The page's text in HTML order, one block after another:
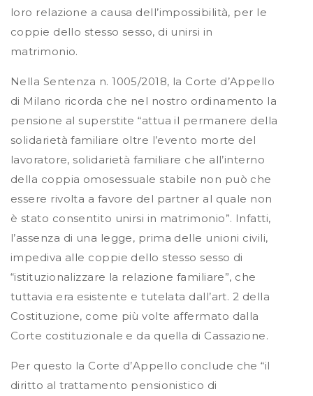
loro relazione a causa dell’impossibilità, per le
coppie dello stesso sesso, di unirsi in
matrimonio.
Nella Sentenza n. 1005/2018, la Corte d’Appello
di Milano ricorda che nel nostro ordinamento la
pensione al superstite “attua il permanere della
solidarietà familiare oltre l’evento morte del
lavoratore, solidarietà familiare che all’interno
della coppia omosessuale stabile non può che
essere rivolta a favore del partner al quale non
è stato consentito unirsi in matrimonio”. Infatti,
l’assenza di una legge, prima delle unioni civili,
impediva alle coppie dello stesso sesso di
“istituzionalizzare la relazione familiare”, che
tuttavia era esistente e tutelata dall’art. 2 della
Costituzione, come più volte affermato dalla
Corte costituzionale e da quella di Cassazione.
Per questo la Corte d’Appello conclude che “il
diritto al trattamento pensionistico di